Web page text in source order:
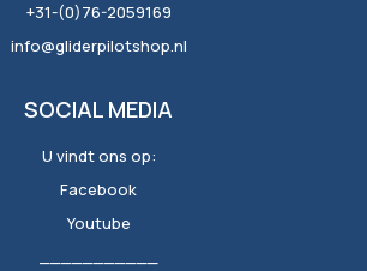
+31-(0)76-2059169
info@gliderpilotshop.nl
SOCIAL MEDIA
U vindt ons op:
Facebook
Youtube